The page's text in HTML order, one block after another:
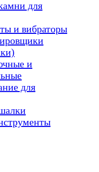
для
и вибраторы
и
для